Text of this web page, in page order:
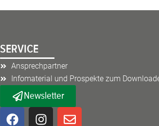
SERVICE
Ansprechpartner
Infomaterial und Prospekte zum
Newsletter
F
I
E